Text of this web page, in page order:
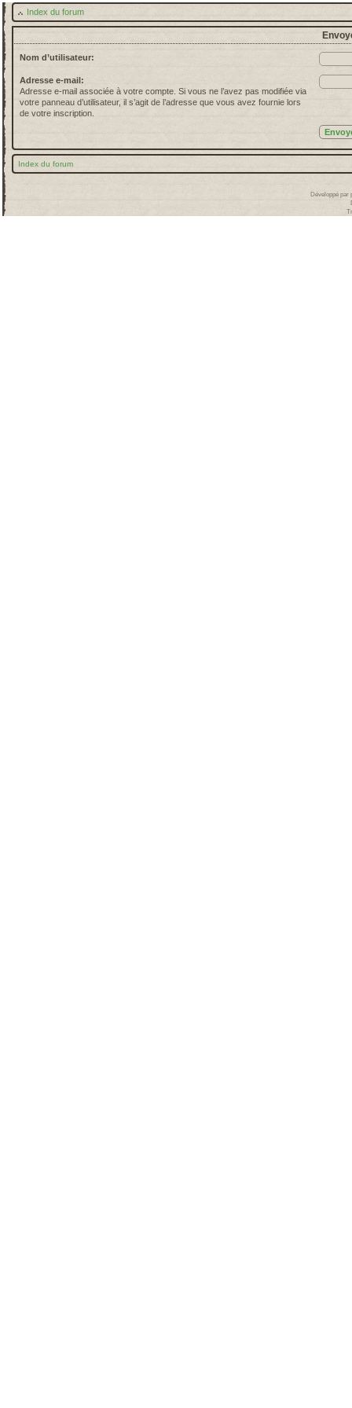
Index du forum
Nom d’utilisateur:
Adresse e-mail:
Adresse e-mail associée à votre compte. Si vous ne l’avez pas modifiée via
votre panneau d’utilisateur, il s’agit de l’adresse que vous avez fournie lors
de votre inscription.
Index du forum
Développé par